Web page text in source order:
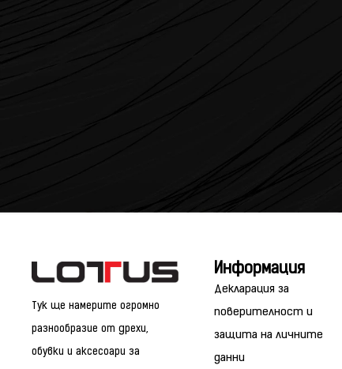
Тук ще намерите огромно
разнообразие от дрехи,
обувки и аксесоари за
Информация
Декларация за
поверителност и
защита на личните
данни